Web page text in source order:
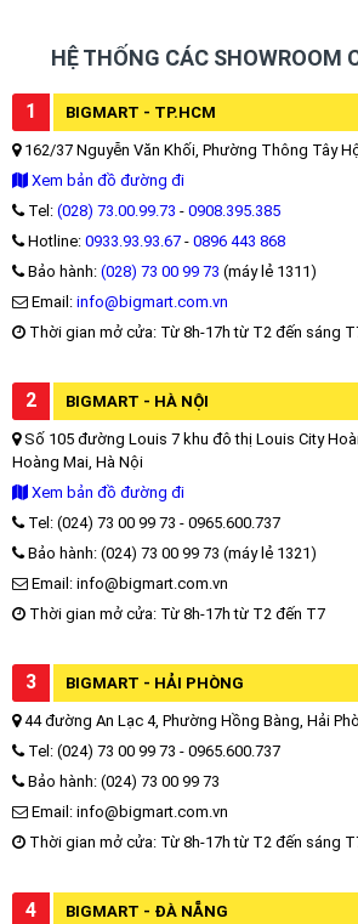
HỆ THỐNG CÁC SHOWROOM
1 BIGMART - TP.HCM
162/37 Nguyễn Văn Khối, Phường Thông Tây
Xem bản đồ đường đi
Tel: (028) 73.00.99.73 - 0908.395.385
Hotline: 0933.93.93.67 - 0896 443 868
Bảo hành: (028) 73 00 99 73 (máy lẻ 1311)
Email: info@bigmart.com.vn
Thời gian mở cửa: Từ 8h-17h từ T2 đến sáng
2 BIGMART - HÀ NỘI
Số 105 đường Louis 7 khu đô thị Louis City
Hoàng Mai, Hà Nội
Xem bản đồ đường đi
Tel: (024) 73 00 99 73 - 0965.600.737
Bảo hành: (024) 73 00 99 73 (máy lẻ 1321)
Email: info@bigmart.com.vn
Thời gian mở cửa: Từ 8h-17h từ T2 đến T7
3 BIGMART - HẢI PHÒNG
44 đường An Lạc 4, Phường Hồng Bàng, Hải
Tel: (024) 73 00 99 73 - 0965.600.737
Bảo hành: (024) 73 00 99 73
Email: info@bigmart.com.vn
Thời gian mở cửa: Từ 8h-17h từ T2 đến sáng
4 BIGMART - ĐÀ NẴNG